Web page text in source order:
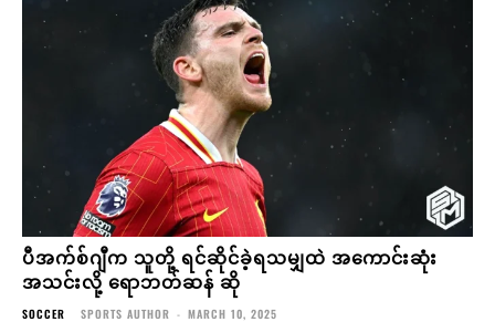
ပီအက်စ်ဂျီက သူတို့ ရင်ဆိုင်ခဲ့ရသမျှထဲ အကောင်းဆုံး
အသင်းလို့ ရောဘတ်ဆန် ဆို
SOCCER SPORTS AUTHOR - MARCH 10, 2025